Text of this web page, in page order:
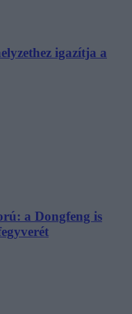
igazítja a
a Dongfeng is